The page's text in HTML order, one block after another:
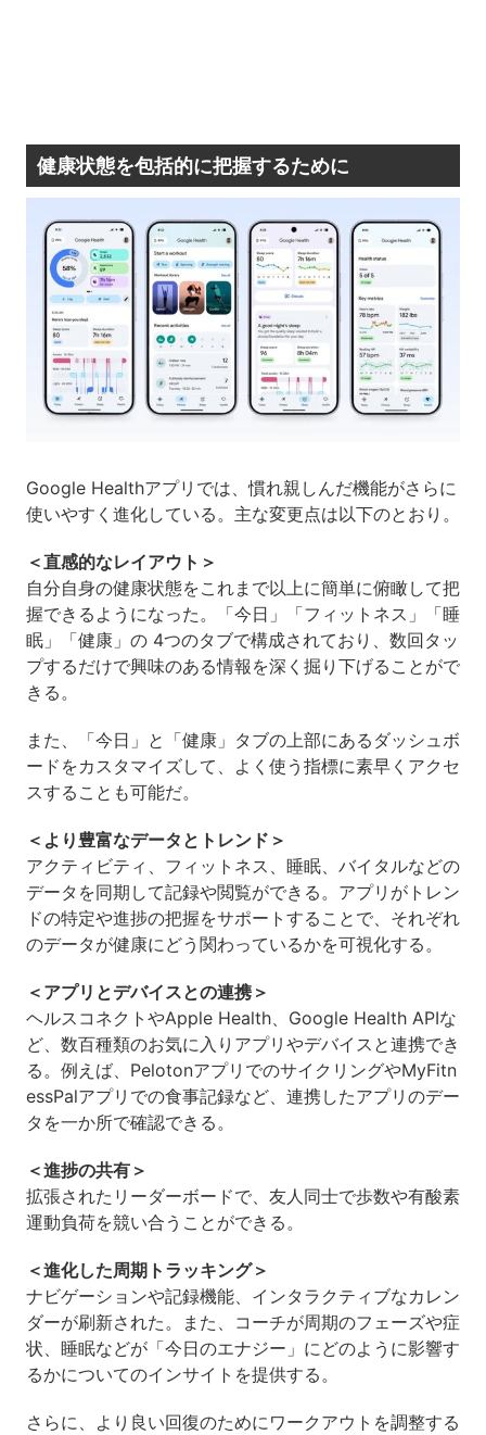
健康状態を包括的に把握するために
Google Healthアプリでは、慣れ親しんだ機能がさらに
使いやすく進化している。主な変更点は以下のとおり。
＜直感的なレイアウト＞
自分自身の健康状態をこれまで以上に簡単に俯瞰して把
握できるようになった。「今日」「フィットネス」「睡
眠」「健康」の 4つのタブで構成されており、数回タッ
プするだけで興味のある情報を深く掘り下げることがで
きる。
また、「今日」と「健康」タブの上部にあるダッシュボ
ードをカスタマイズして、よく使う指標に素早くアクセ
スすることも可能だ。
＜より豊富なデータとトレンド＞
アクティビティ、フィットネス、睡眠、バイタルなどの
データを同期して記録や閲覧ができる。アプリがトレン
ドの特定や進捗の把握をサポートすることで、それぞれ
のデータが健康にどう関わっているかを可視化する。
＜アプリとデバイスとの連携＞
ヘルスコネクトやApple Health、Google Health APIな
ど、数百種類のお気に入りアプリやデバイスと連携でき
る。例えば、PelotonアプリでのサイクリングやMyFitn
essPalアプリでの食事記録など、連携したアプリのデー
タを一か所で確認できる。
＜進捗の共有＞
拡張されたリーダーボードで、友人同士で歩数や有酸素
運動負荷を競い合うことができる。
＜進化した周期トラッキング＞
ナビゲーションや記録機能、インタラクティブなカレン
ダーが刷新された。また、コーチが周期のフェーズや症
状、睡眠などが「今日のエナジー」にどのように影響す
るかについてのインサイトを提供する。
さらに、より良い回復のためにワークアウトを調整する